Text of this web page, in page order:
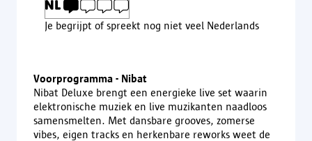
Je begrijpt of spreekt nog niet veel Nederlands
Voorprogramma - Nibat
Nibat Deluxe brengt een energieke live set waarin
elektronische muziek en live muzikanten naadloos
samensmelten. Met dansbare grooves, zomerse
vibes, eigen tracks en herkenbare reworks weet de